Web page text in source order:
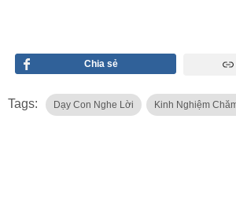
Chia sẻ
Tags: Dạy Con Nghe Lời Kinh Nghiệm